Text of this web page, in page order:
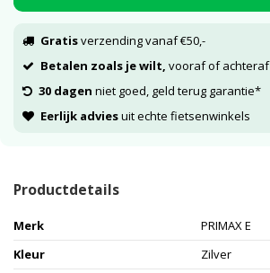
Gratisverzending vanaf €50,-
Betalen zoals je wilt, vooraf of achteraf
30 dagen niet goed, geld terug garantie*
Eerlijk adviesuit echte fietsenwinkels
Productdetails
Merk
PRIMAX E
Kleur
Zilver